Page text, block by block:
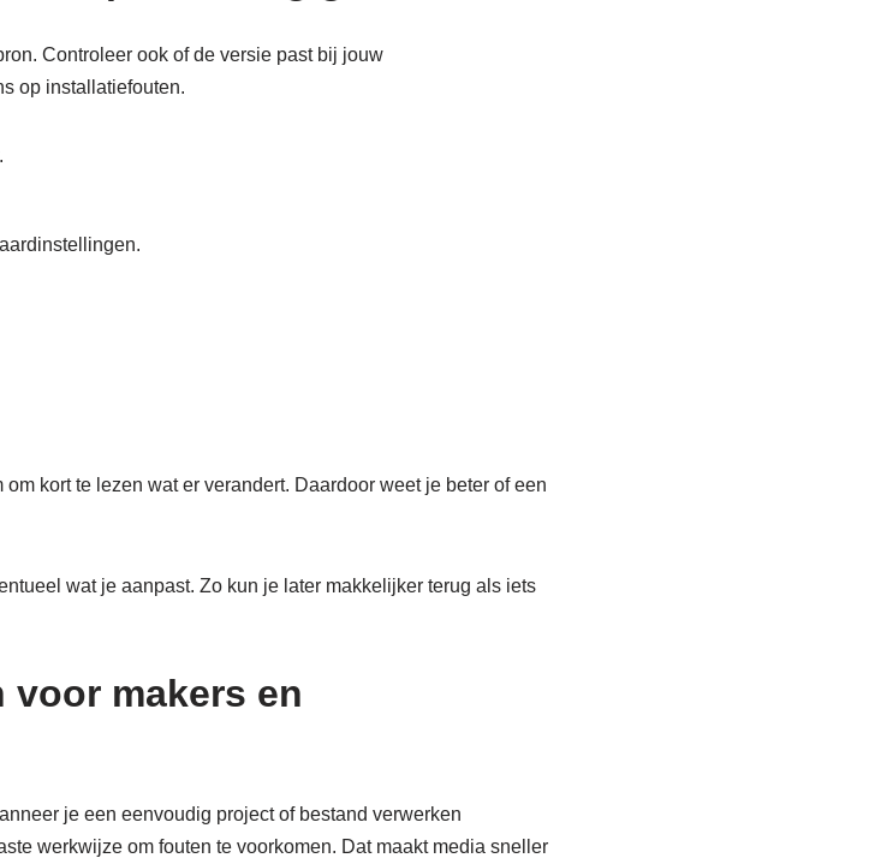
Controleer ook of de versie past bij jouw
op installatiefouten.
kort te lezen wat er verandert. Daardoor weet je beter of een
wat je aanpast. Zo kun je later makkelijker terug als iets
makers en
je een eenvoudig project of bestand verwerken
werkwijze om fouten te voorkomen. Dat maakt media sneller